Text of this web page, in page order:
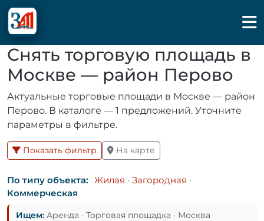
Снять торговую площадь в
Москве — район Перово
Актуальные торговые площади в Москве — район
Перово. В каталоге — 1 предложений. Уточните
параметры в фильтре.
Показать фильтр На карте
По типу объекта: Жилая · Загородная ·
Коммерческая
Ищем: Аренда · Торговая площадка · Москва